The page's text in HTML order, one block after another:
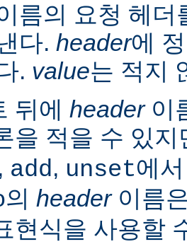
름의 요청 헤
다. header에
. value는 적지
뒤에 header이
을 적을 수 있
, add, unset에
의 header이름
현식을 사용할